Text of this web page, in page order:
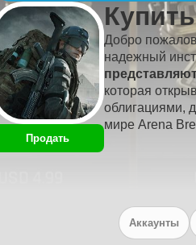
Продать
Добро
надежный
которая
облигациями,
мире Arena
Аккаунты